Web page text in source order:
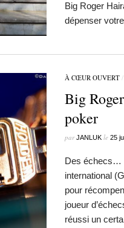
Big Roger
dépenser
À CŒUR OUVERT
Big
poker
parJANLUK le 25
Des
international
pour
joueur
réussi un